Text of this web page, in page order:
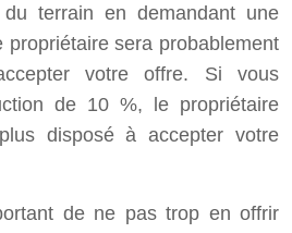
terrain en demandant une
propriétaire sera probablement
votre offre. Si vous
de 10 %, le propriétaire
disposé à accepter votre
de ne pas trop en offrir